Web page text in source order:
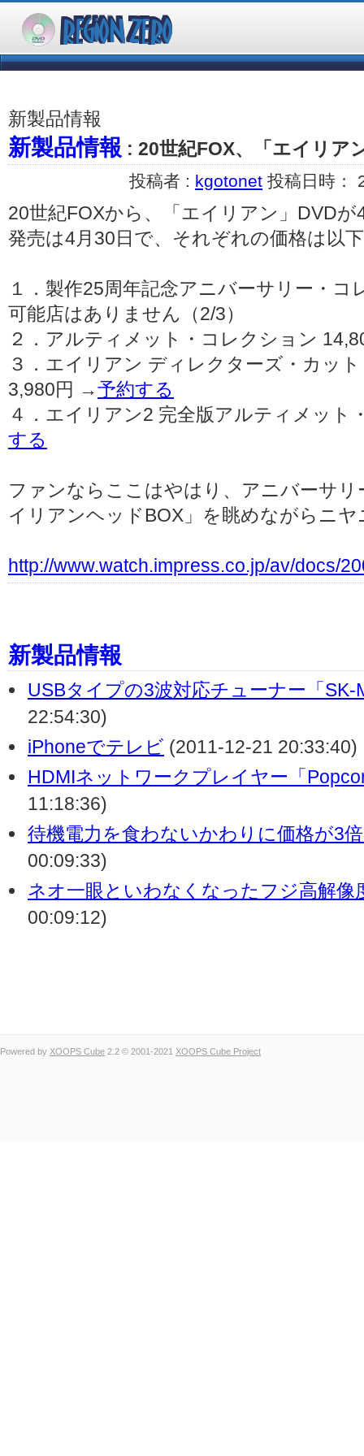
新製品情報
新製品情報 : 20世紀FOX、「エイリア
投稿者 : kgotonet 投稿日時：
20世紀FOXから、「エイリアン」DVD
発売は4月30日で、それぞれの価格は以
１．製作25周年記念アニバーサリー・
可能店はありません（2/3）
２．アルティメット・コレクション
３．エイリアン ディレクターズ・カッ
3,980円 →予約する
４．エイリアン2 完全版アルティメッ
する
ファンならここはやはり、アニバーサ
イリアンヘッドBOX」を眺めながらニ
http://www.watch.impress.co.jp/av/docs/
新製品情報
USBタイプの3波対応チューナー「SK-
22:54:30)
iPhoneでテレビ (2011-12-21 20:33:40)
HDMIネットワークプレイヤー「
11:18:36)
待機電力を食わないかわりに価格が3
00:09:33)
ネオ一眼といわなくなったフジ高解像
00:09:12)
Powered by XOOPS Cube 2.2 © 2001-2021 XOOPS Cube Project